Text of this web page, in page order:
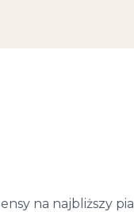
na najbliższy